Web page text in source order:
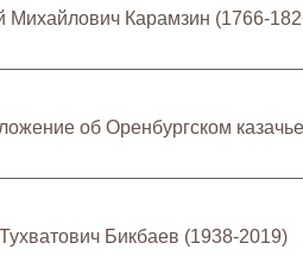
Михайлович Карамзин (1766-
об Оренбургском
Бикбаев (1938-2019)